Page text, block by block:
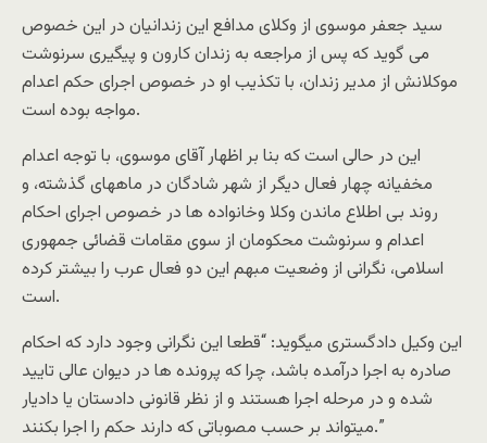
سيد جعفر موسوى از وکلاى مدافع اين زندانيان در اين خصوص
مى گويد که پس از مراجعه به زندان کارون و پيگيرى سرنوشت
موکلانش از مدير زندان، با تکذيب او در خصوص اجراى حکم اعدام
مواجه بوده است.
اين در حالى است که بنا بر اظهار آقاى موسوى، با توجه اعدام
مخفيانه چهار فعال ديگر از شهر شادگان در ماههاى گذشته، و
روند بى اطلاع ماندن وکلا وخانواده ها در خصوص اجراى احکام
اعدام و سرنوشت محکومان از سوى مقامات قضائى جمهورى
اسلامى، نگرانى از وضعيت مبهم اين دو فعال عرب را بيشتر کرده
است.
اين وکيل دادگسترى ميگويد: “قطعا اين نگرانى وجود دارد که احکام
صادره به اجرا درآمده باشد، چرا که پرونده ها در ديوان عالى تاييد
شده و در مرحله اجرا هستند و از نظر قانونى دادستان يا داديار
ميتواند بر حسب مصوباتى که دارند حکم را اجرا بکنند.”